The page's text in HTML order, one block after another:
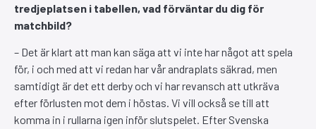
tredjeplatsen i tabellen, vad förväntar du dig för
matchbild?
– Det är klart att man kan säga att vi inte har något att spela
för, i och med att vi redan har vår andraplats säkrad, men
samtidigt är det ett derby och vi har revansch att utkräva
efter förlusten mot dem i höstas. Vi vill också se till att
komma in i rullarna igen inför slutspelet. Efter Svenska